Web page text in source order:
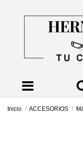
Inicio ACCESORIOS